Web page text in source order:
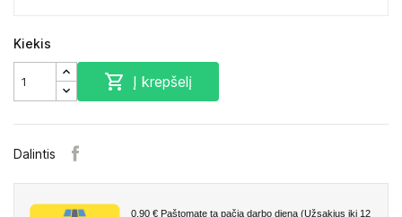
Kiekis
 Į krepšelį
Dalintis
0,90 € Paštomate tą pačią darbo dieną (Užsakius iki 12